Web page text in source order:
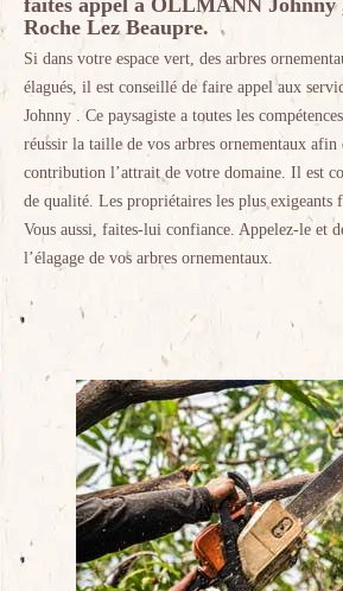
faites appel à OLLMANN Johnny
Roche Lez Beaupre.
Si dans votre espace vert, des arbres
élagués, il est conseillé de faire appel aux
Johnny . Ce paysagiste a toutes les
réussir la taille de vos arbres ornementaux
contribution l’attrait de votre domaine. Il est
de qualité. Les propriétaires les plus exigeants
Vous aussi, faites-lui confiance. Appelez-le et
l’élagage de vos arbres ornementaux.